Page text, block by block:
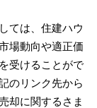
ては、住建ハウ
場動向や適正価
受けることがで
のリンク先から
却に関するさま